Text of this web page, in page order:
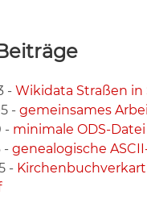
-Wikidata Straßen in
-gemeinsames
- minimale ODS-Datei
-genealogische
-